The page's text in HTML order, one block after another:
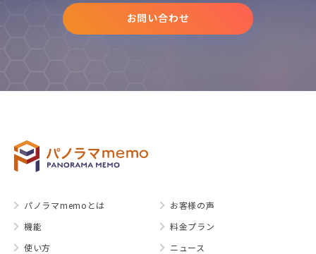
お問い合わせ
パノラマmemoとは
機能
使い方
お客様の声
料金プラン
ニュース